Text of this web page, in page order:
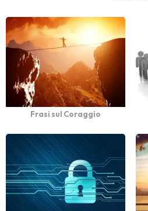
Frasi sul Coraggio